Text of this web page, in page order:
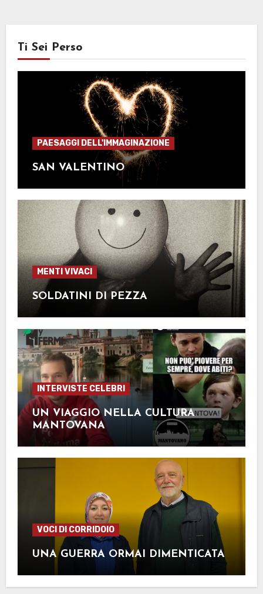
Ti Sei Perso
PAESAGGI DELL'IMMAGINAZIONE
SAN VALENTINO
MENTI VIVACI
SOLDATINI DI PEZZA
INTERVISTE CELEBRI
UN VIAGGIO NELLA CULTURA
MANTOVANA
VOCI DI CORRIDOIO
UNA GUERRA ORMAI DIMENTICATA